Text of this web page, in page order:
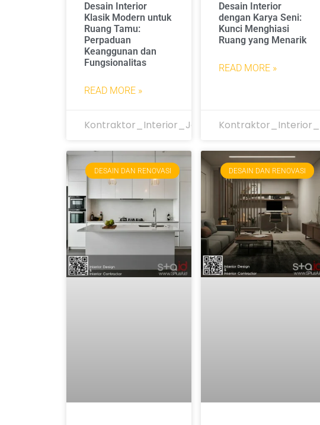
Desain Interior
Klasik Modern untuk
Ruang Tamu:
Perpaduan
Keanggunan dan
Fungsionalitas
READ MORE »
Kontraktor_Interior_Jakarta
Desain Interior
dengan Karya Seni:
Kunci Menghiasi
Ruang yang Menarik
READ MORE »
DESAIN DAN RENOVASI DESAIN DAN RENOVASI